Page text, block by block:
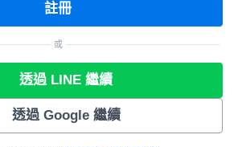
註冊
或
透過 LINE 繼續
透過 Google 繼續